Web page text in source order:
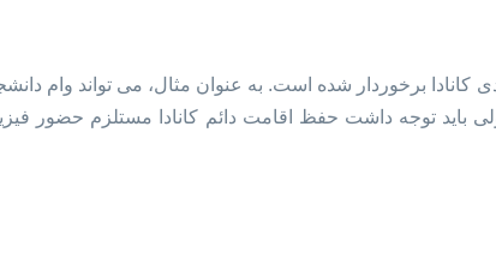
برخوردار شده است. به عنوان مثال، می تواند وام
ولی باید توجه داشت حفظ اقامت دائم کانادا مستلزم